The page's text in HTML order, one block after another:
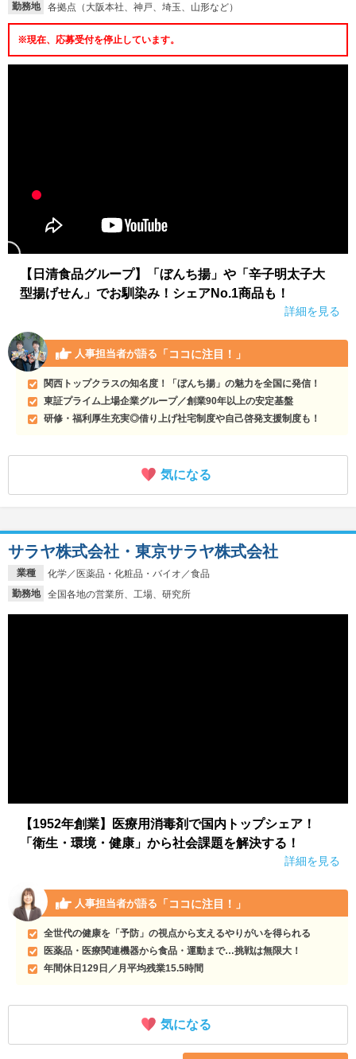
勤務地 各拠点（大阪本社、神戸、埼玉、山形など）
※現在、応募受付を停止しています。
【日清食品グループ】「ぼんち揚」や「辛子明太子大
型揚げせん」でお馴染み！シェアNo.1商品も！
詳細を見る
人事担当者が語る 「ココに注目！」
関西トップクラスの知名度！「ぼんち揚」の魅力を全国に発信！
東証プライム上場企業グループ／創業90年以上の安定基盤
研修・福利厚生充実◎借り上げ社宅制度や自己啓発支援制度も！
気になる
業種
化学／医薬品・化粧品・バイオ／食品
勤務地
全国各地の営業所、工場、研究所
サラヤ株式会社・東京サラヤ株式会社
【1952年創業】医療用消毒剤で国内トップシェア！
「衛生・環境・健康」から社会課題を解決する！
詳細を見る
人事担当者が語る 「ココに注目！」
全世代の健康を「予防」の視点から支えるやりがいを得られる
医薬品・医療関連機器から食品・運動まで…挑戦は無限大！
年間休日129日／月平均残業15.5時間
気になる